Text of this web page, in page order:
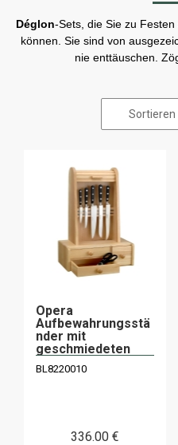
Déglon-Sets, die Sie zu
können. Sie sind von
nie enttäuschen.
Opera
Aufbewahrungsstä
nder mit
geschmiedeten
Ideal Küche
BL8220010
336.00 €